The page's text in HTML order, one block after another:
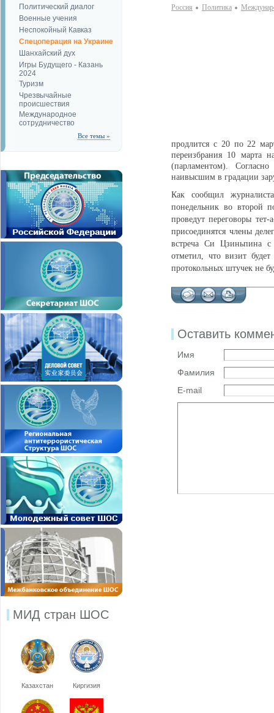
Политический диалог
Военные учения
Неспокойный Кавказ
Спецоперация на Украине
Шанхайский дух
Игры Будущего - Казань
2024
Туризм
Чрезвычайные
происшествия
Международное
сотрудничество
Все темы »
МИД стран ШОС
Казахстан Киргизия
Россия Политика
продлится с 20 по 22
переизбрания 10 марта
(парламентом). Согласно
наивысшим в градации
Как сообщил
понедельник во второй
проведут переговоры
присоединятся члены
встреча Си Цзиньпина
отметил, что визит
протокольных штучек не
Оставить
Имя
Фамилия
E-mail